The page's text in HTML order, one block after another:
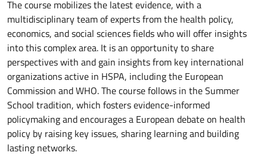
The course mobilizes the latest evidence, with a
multidisciplinary team of experts from the health policy,
economics, and social sciences fields who will offer insights
into this complex area. It is an opportunity to share
perspectives with and gain insights from key international
organizations active in HSPA, including the European
Commission and WHO. The course follows in the Summer
School tradition, which fosters evidence-informed
policymaking and encourages a European debate on health
policy by raising key issues, sharing learning and building
lasting networks.